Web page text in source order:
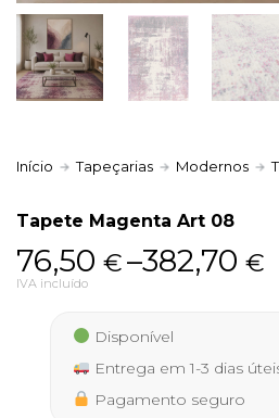
Política de
Início Tapeçarias Modernos
Tapete Magenta Art 08
76,50 €–382,70€
Price
range:
76,50 €
through
382,70 €
IVA incluído
Disponível
Entrega em 1-3 dias
Pagamento seguro